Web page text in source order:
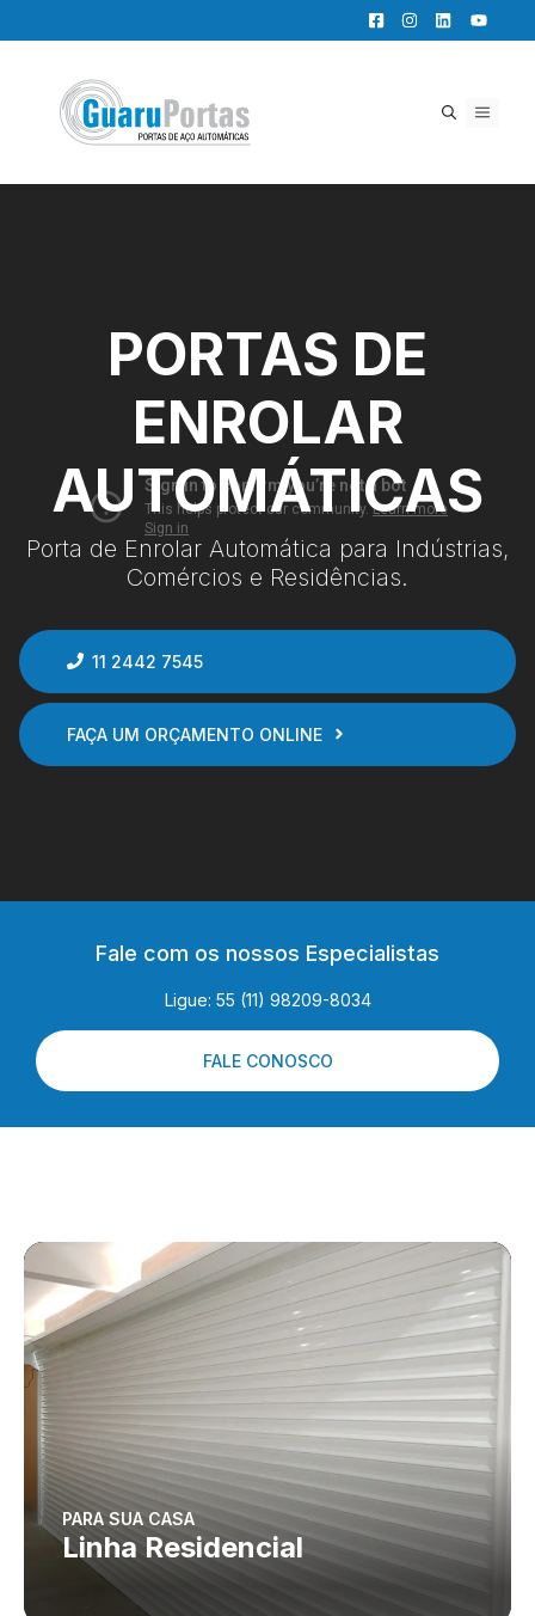
para
conteúdo
MENU
PORTAS DE
ENROLAR
AUTOMÁTICAS
Porta de Enrolar Automática para Indústrias,
Comércios e Residências.
11 2442 7545
FAÇA UM ORÇAMENTO ONLINE
Fale com os nossos Especialistas
Ligue: 55 (11) 98209-8034
FALE CONOSCO
PARA SUA CASA
Linha Residencial